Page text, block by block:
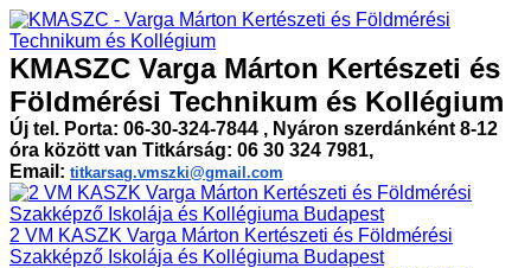
KMASZC Varga Márton Kertészeti és
Földmérési Technikum és Kollégium
Új tel. Porta: 06-30-324-7844 , Nyáron szerdánként 8-12
óra között van Titkárság: 06 30 324 7981,
Email: titkarsag.vmszki@gmail.com
2 VM KASZK Varga Márton Kertészeti és Földmérési
Szakképző Iskolája és Kollégiuma Budapest